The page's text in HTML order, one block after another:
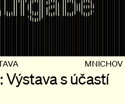
MNICHOV
Výstava s účastí